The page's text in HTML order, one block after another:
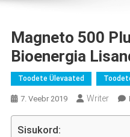
Magneto 500
Bioenergia
Toodete Ülevaated
7. Veebr 2019 Writer
Sisukord: